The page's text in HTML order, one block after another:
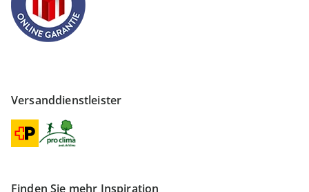
Versanddienstleister
Finden Sie mehr Inspiration